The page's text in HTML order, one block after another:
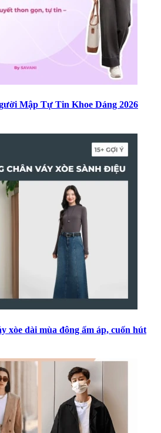
Mập Tự Tin Khoe Dáng 2026
xòe dài mùa đông ấm áp, cuốn hút